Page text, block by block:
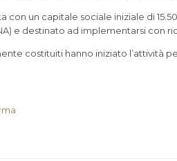
con un capitale sociale iniziale di
e destinato ad implementarsi con
costituiti hanno iniziato l’attività